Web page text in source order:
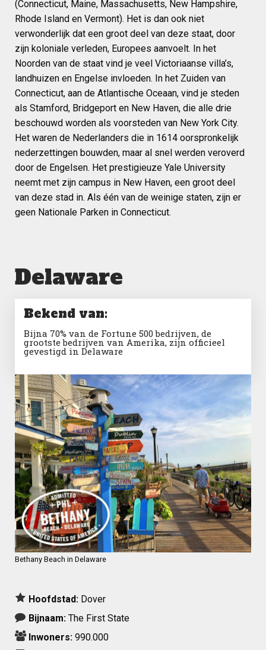
(Connecticut, Maine, Massachusetts, New Hampshire,
Rhode Island en Vermont). Het is dan ook niet
verwonderlijk dat een groot deel van deze staat, door
zijn koloniale verleden, Europees aanvoelt. In het
Noorden van de staat vind je veel Victoriaanse villa’s,
landhuizen en Engelse invloeden. In het Zuiden van
Connecticut, aan de Atlantische Oceaan, vind je steden
als Stamford, Bridgeport en New Haven, die alle drie
beschouwd worden als voorsteden van New York City.
Het waren de Nederlanders die in 1614 oorspronkelijk
nederzettingen bouwden, maar al snel werden veroverd
door de Engelsen. Het prestigieuze Yale University
neemt met zijn campus in New Haven, een groot deel
van deze stad in. Als één van de weinige staten, zijn er
geen Nationale Parken in Connecticut.
Delaware
Bekend van:
Bijna 70% van de Fortune 500 bedrijven, de
grootste bedrijven van Amerika, zijn officieel
gevestigd in Delaware
Bethany Beach in Delaware
Hoofdstad: Dover
Bijnaam: The First State
Inwoners: 990.000